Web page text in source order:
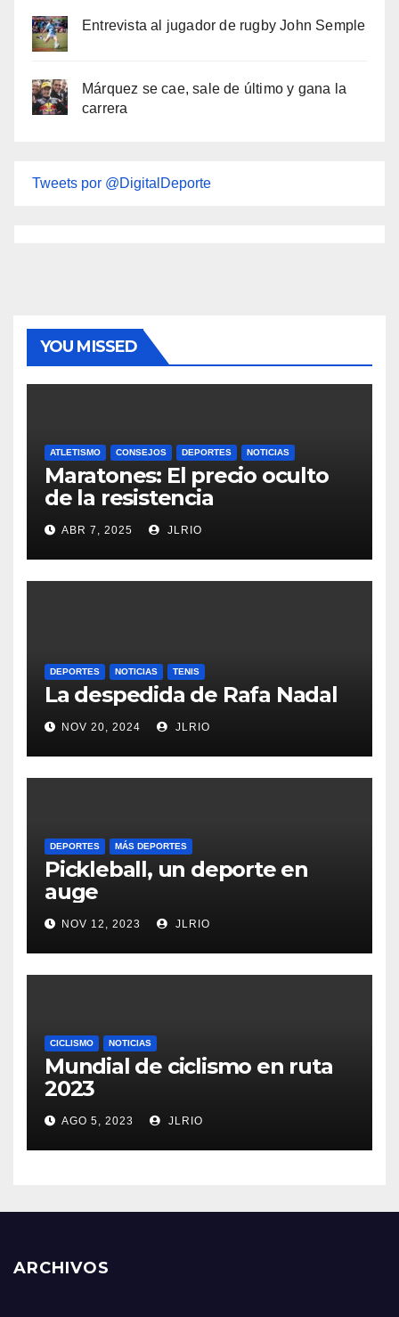
Entrevista al jugador de rugby John Semple
Márquez se cae, sale de último y gana la
carrera
Tweets por @DigitalDeporte
YOU MISSED
ATLETISMO CONSEJOS DEPORTES NOTICIAS
Maratones: El precio oculto
de la resistencia
ABR 7, 2025 JLRIO
DEPORTES NOTICIAS TENIS
La despedida de Rafa Nadal
NOV 20, 2024 JLRIO
DEPORTES MÁS DEPORTES
Pickleball, un deporte en
auge
NOV 12, 2023 JLRIO
CICLISMO NOTICIAS
Mundial de ciclismo en ruta
2023
AGO 5, 2023 JLRIO
ARCHIVOS